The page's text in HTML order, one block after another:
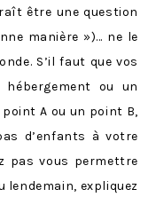
être une question
manière »)… ne le
S’il faut que vos
ou un
A ou un point B,
d’enfants à votre
pas vous permettre
lendemain, expliquez